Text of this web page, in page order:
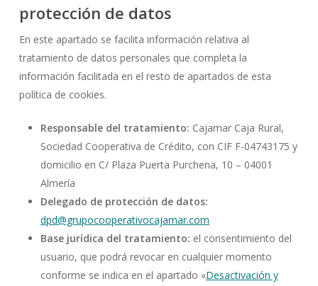
protección de datos
En este apartado se facilita información relativa al
tratamiento de datos personales que completa la
información facilitada en el resto de apartados de esta
política de cookies.
Responsable del tratamiento: Cajamar Caja Rural,
Sociedad Cooperativa de Crédito, con CIF F-04743175 y
domicilio en C/ Plaza Puerta Purchena, 10 – 04001
Almería
Delegado de protección de datos:
dpd@grupocooperativocajamar.com
Base jurídica del tratamiento: el consentimiento del
usuario, que podrá revocar en cualquier momento
conforme se indica en el apartado «Desactivación y